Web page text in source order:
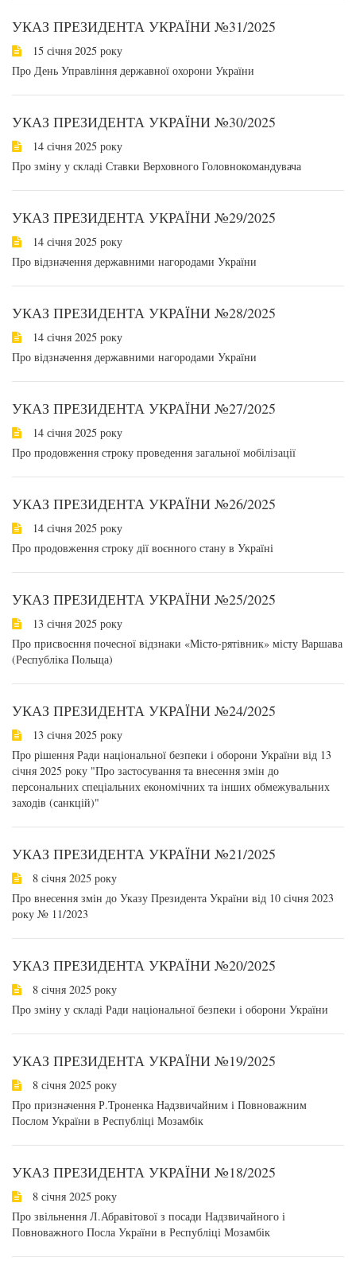
УКАЗ ПРЕЗИДЕНТА УКРАЇНИ №31/2025
15 січня 2025 року
Про День Управління державної охорони України
УКАЗ ПРЕЗИДЕНТА УКРАЇНИ №30/2025
14 січня 2025 року
Про зміну у складі Ставки Верховного Головнокомандувача
УКАЗ ПРЕЗИДЕНТА УКРАЇНИ №29/2025
14 січня 2025 року
Про відзначення державними нагородами України
УКАЗ ПРЕЗИДЕНТА УКРАЇНИ №28/2025
14 січня 2025 року
Про відзначення державними нагородами України
УКАЗ ПРЕЗИДЕНТА УКРАЇНИ №27/2025
14 січня 2025 року
Про продовження строку проведення загальної мобілізації
УКАЗ ПРЕЗИДЕНТА УКРАЇНИ №26/2025
14 січня 2025 року
Про продовження строку дії воєнного стану в Україні
УКАЗ ПРЕЗИДЕНТА УКРАЇНИ №25/2025
13 січня 2025 року
Про присвоєння почесної відзнаки «Місто-рятівник» місту Варшава
(Республіка Польща)
УКАЗ ПРЕЗИДЕНТА УКРАЇНИ №24/2025
13 січня 2025 року
Про рішення Ради національної безпеки і оборони України від 13
січня 2025 року "Про застосування та внесення змін до
персональних спеціальних економічних та інших обмежувальних
заходів (санкцій)"
УКАЗ ПРЕЗИДЕНТА УКРАЇНИ №21/2025
8 січня 2025 року
Про внесення змін до Указу Президента України від 10 січня 2023
року № 11/2023
УКАЗ ПРЕЗИДЕНТА УКРАЇНИ №20/2025
8 січня 2025 року
Про зміну у складі Ради національної безпеки і оборони України
УКАЗ ПРЕЗИДЕНТА УКРАЇНИ №19/2025
8 січня 2025 року
Про призначення Р.Троненка Надзвичайним і Повноважним
Послом України в Республіці Мозамбік
УКАЗ ПРЕЗИДЕНТА УКРАЇНИ №18/2025
8 січня 2025 року
Про звільнення Л.Абравітової з посади Надзвичайного і
Повноважного Посла України в Республіці Мозамбік